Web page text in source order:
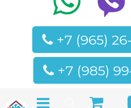
+7 (965)
+7 (985)